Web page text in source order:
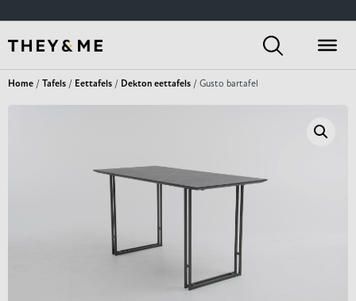
Home / Tafels / Eettafels / Dekton eettafels / Gusto bartafel